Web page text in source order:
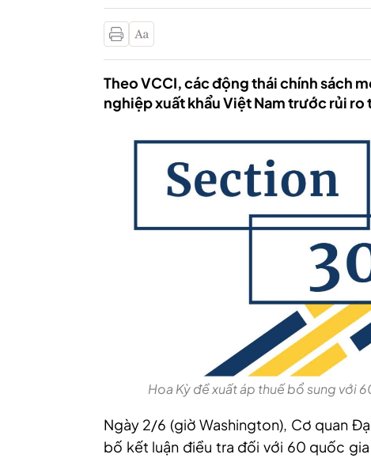
Theo VCCI, các động thái chính sách
nghiệp xuất khẩu Việt Nam trước rủi
Hoa Kỳ đề xuất áp thuế bổ sung với
Ngày 2/6 (giờ Washington), Cơ quan
bố kết luận điều tra đối với 60 quốc